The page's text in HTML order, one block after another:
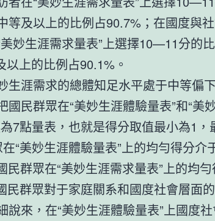
等及以上的比例占90.7%；在國度與
妙生涯需求量表”上選擇10—11分的
上的比例占90.1%。
涯需求的總體知足水平處于中等偏
民群眾在“美妙生涯體驗量表”和“美
7點量表，也就是得分取值最小為1，
“美妙生涯體驗量表”上的均勻得分介
民群眾在“美妙生涯需求量表”上的均
民群眾對于家庭關系和國度社會層面
說來，在“美妙生涯體驗量表”上國度